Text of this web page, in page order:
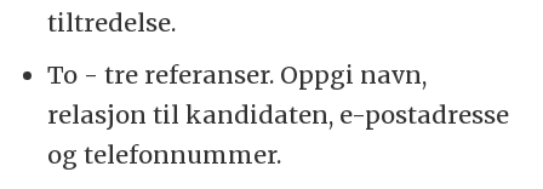
tiltredelse.
To - tre referanser. Oppgi navn,
relasjon til kandidaten, e-postadresse
og telefonnummer.